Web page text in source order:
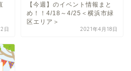
日
【今週】のイベント情報まと
め！！4/18～4/25＜横浜市緑
区エリア＞
2021年4月18日